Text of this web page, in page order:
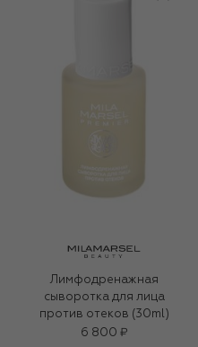
Лимфодренажная
сыворотка для лица
против отеков (30ml)
6 800 ₽